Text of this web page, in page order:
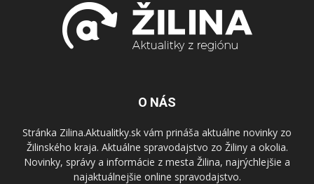
O NÁS
Stránka Zilina.Aktualitky.sk vám prináša aktuálne novinky zo
Žilinského kraja. Aktuálne spravodajstvo zo Žiliny a okolia.
Novinky, správy a informácie z mesta Žilina, najrýchlejšie a
najaktuálnejšie online spravodajstvo.